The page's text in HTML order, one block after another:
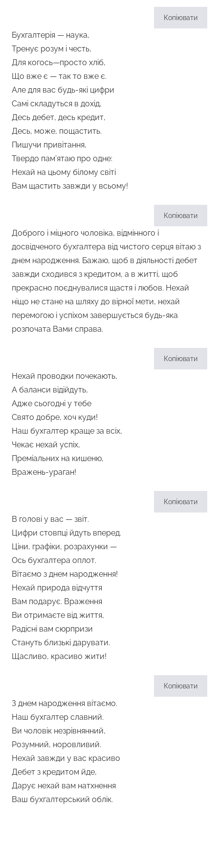
Копіювати
Бухгалтерія — наука,
Тренує розум і честь,
Для когось—просто хліб,
Що вже є — так то вже є.
Але для вас будь-які цифри
Самі складуться в дохід,
Десь дебет, десь кредит,
Десь, може, пощастить.
Пишучи привітання,
Твердо пам’ятаю про одне:
Нехай на цьому білому світі
Вам щастить завжди у всьому!
Копіювати
Доброго і міцного чоловіка, відмінного і
досвідченого бухгалтера від чистого серця вітаю з
днем народження. Бажаю, щоб в діяльності дебет
завжди сходився з кредитом, а в житті, щоб
прекрасно поєднувалися щастя і любов. Нехай
ніщо не стане на шляху до вірної мети, нехай
перемогою і успіхом завершується будь-яка
розпочата Вами справа.
Копіювати
Нехай проводки почекають,
А баланси відійдуть,
Адже сьогодні у тебе
Свято добре, хоч куди!
Наш бухгалтер краще за всіх,
Чекає нехай успіх,
Преміальних на кишеню,
Вражень-ураган!
Копіювати
В голові у вас — звіт.
Цифри стовпці йдуть вперед.
Ціни, графіки, розрахунки —
Ось бухгалтера оплот.
Вітаємо з днем народження!
Нехай природа відчуття
Вам подарує. Враження
Ви отримаєте від життя,
Радісні вам сюрпризи
Стануть близькі дарувати.
Щасливо, красиво жити!
Копіювати
З днем народження вітаємо.
Наш бухгалтер славний.
Ви чоловік незрівнянний,
Розумний, норовливий.
Нехай завжди у вас красиво
Дебет з кредитом йде,
Дарує нехай вам натхнення
Ваш бухгалтерський облік.